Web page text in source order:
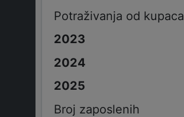
Potraživanja od kupaca
Broj zaposlenih